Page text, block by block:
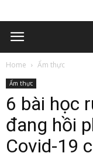
Home Ẩm thực
Ẩm thực
6 bài học
đang hồi
Covid-19